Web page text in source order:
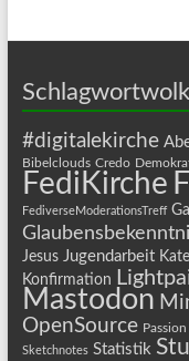
#digitalekirche
Bibelclouds Credo
FediKirche
FediverseModerationsTreff
Jesus Jugendarbeit
Konfirmation
Mastodon
OpenSource Passion
Sketchnotes Statistik